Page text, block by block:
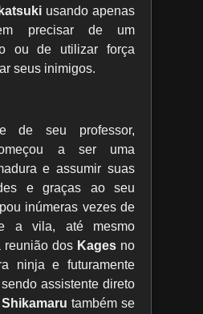
usando apenas
precisar de um
ou de utilizar força
seus inimigos.
de seu professor,
a ser uma
e assumir suas
e graças ao seu
inúmeras vezes de
a vila, até mesmo
reunião dos Kages no
ninja e futuramente
assistente direto
Shikamaru também se